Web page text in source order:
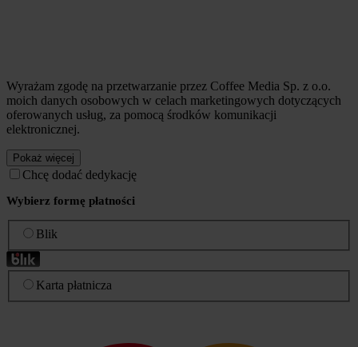
Wyrażam zgodę na przetwarzanie przez Coffee Media Sp. z o.o.
moich danych osobowych w celach marketingowych dotyczących
oferowanych usług, za pomocą środków komunikacji
elektronicznej.
Pokaż więcej
Chcę dodać dedykację
Wybierz formę płatności
Blik
Karta płatnicza